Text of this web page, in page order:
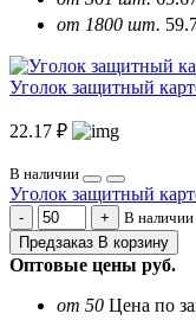
от 1800 шт.
Уголок защитный
22.17 ₽
В наличии
Уголок защитный
В наличии
Предзаказ В корзину
Оптовые цены руб.
от 50 Цена по